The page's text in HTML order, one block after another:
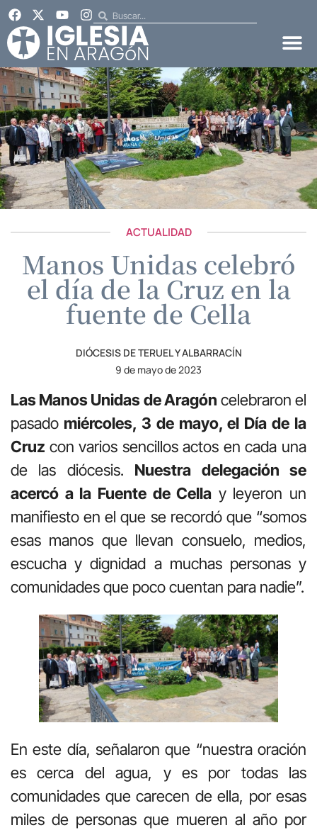
ACTUALIDAD
Manos Unidas celebró
el día de la Cruz en la
fuente de Cella
DIÓCESIS DE TERUEL Y ALBARRACÍN
9 de mayo de 2023
Las Manos Unidas de Aragón celebraron el
pasado miércoles, 3 de mayo, el Día de la
Cruz con varios sencillos actos en cada una
de las diócesis. Nuestra delegación se
acercó a la Fuente de Cella y leyeron un
manifiesto en el que se recordó que “somos
esas manos que llevan consuelo, medios,
escucha y dignidad a muchas personas y
comunidades que poco cuentan para nadie”.
En este día, señalaron que “nuestra oración
es cerca del agua, y es por todas las
comunidades que carecen de ella, por esas
miles de personas que mueren al año por